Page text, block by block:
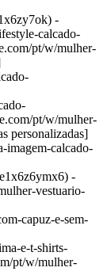
-
calcado-
pt/w/mulher-
pt/w/mulher-
personalizadas]
imagem-calcado-
-
vestuario-
capuz-e-sem-
e-t-shirts-
pt/w/mulher-